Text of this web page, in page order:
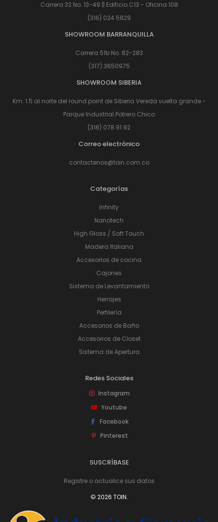
Carrera 32 No. 13-49 || Edificio C13 - Oficina 108
(316) 024 5829
SHOWROOM BARRANQUILLA
Carrera 51b No. 82-283
(317) 3650975
SHOWROOM SIBERIA
Km. 1.5 al norte del round point de Siberia Vereda vuelta grande -
Parque Industrial Potrero Chico
(318) 078 91 92
Correo electrónico
contactenos@toin.com.co
Categorías
Infinity
Nanotech
High Gloss / Soft Touch
Madera Italiana
Accesorios de cocina
Cajones
Sistema de Levantamiento
Herrajes
Perfilería
Accesorios de Baño
Accesorios de Closet
Sistema de Apertura
Redes Sociales
Instagram
Youtube
Facebook
Pinterest
SUSCRÍBASE
Registre o actualice sus datos
© 2026 TOIN.